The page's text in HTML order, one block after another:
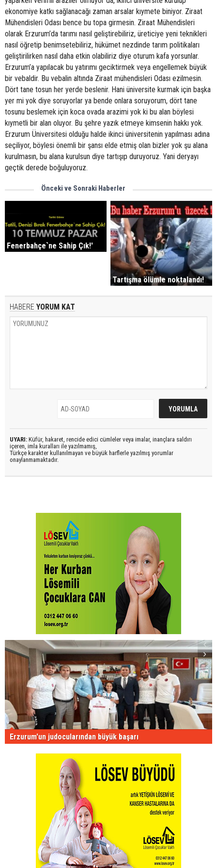
ekonomiye katkı sağlanacağı zaman arsalar kıymete biniyor. Ziraat
Mühendisleri Odası bence bu topa girmesin. Ziraat Mühendisleri
olarak Erzurum’da tarımı nasıl geliştirebiliriz, üreticiye yeni teknikleri
nasıl öğretip benimsetebiliriz, hükümet nezdinde tarım politikaları
geliştirilirken nasıl daha etkin olabiliriz diye oturum kafa yorsunlar.
Erzurum’a yapılacak bu yatırımı geciktirmek veya engellemek büyük
bir vebaldir. Bu vebalin altında Ziraat mühendisleri Odası ezilmesin.
Dört tane tosun her yerde beslenir. Hani üniversite kurmak için başka
yer mi yok diye soruyorlar ya bende onlara soruyorum, dört tane
tosunu beslemek için koca ovada arazimi yok ki bu alan böylesi
kıymetli bir alan oluyor. Bu şehre yazık etmeye kimsenin hakkı yok.
Erzurum Üniversitesi olduğu halde ikinci üniversitenin yapılması adına
seçiliyor, böylesi önemli bir şansı elde etmiş olan bizler yok şu alana
kurulmasın, bu alana kurulsun diye tartışıp duruyoruz. Yani deryayı
geçtik derede boğuluyoruz.
Önceki ve Sonraki Haberler
Fenerbahçe`ne Sahip Çık!'
Tartışma ölümle noktalandı!
HABERE YORUM KAT
UYARI: Küfür, hakaret, rencide edici cümleler veya imalar, inançlara saldırı
içeren, imla kuralları ile yazılmamış,
Türkçe karakter kullanılmayan ve büyük harflerle yazılmış yorumlar
onaylanmamaktadır.
Erzurum'un judocularından büyük başarı